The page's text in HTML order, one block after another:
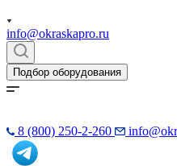
info@okraskapro.ru
Подбор оборудования
8 (800) 250-2-260